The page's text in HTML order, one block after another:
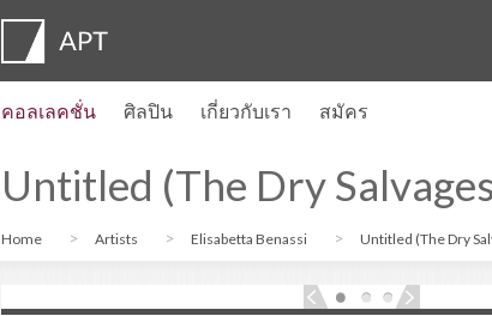
คอลเลคชั่น ศิลปิน เกี่ยวกับเรา สมัคร
Untitled (The Dry
Home Artists Elisabetta Benassi Untitled (The Dry